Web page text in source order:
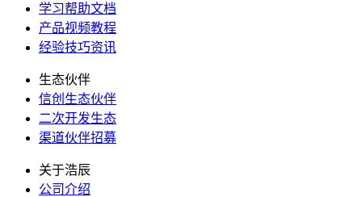
学习帮助文档
产品视频教程
经验技巧资讯
生态伙伴
信创生态伙伴
二次开发生态
渠道伙伴招募
关于浩辰
公司介绍